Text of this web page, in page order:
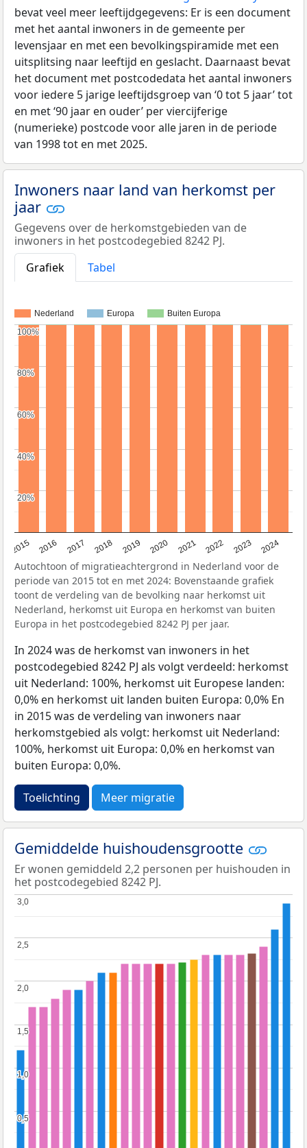
bevat veel meer leeftijdgegevens: Er is een document
met het aantal inwoners in de gemeente per
levensjaar en met een bevolkingspiramide met een
uitsplitsing naar leeftijd en geslacht. Daarnaast bevat
het document met postcodedata het aantal inwoners
voor iedere 5 jarige leeftijdsgroep van ‘0 tot 5 jaar’ tot
en met ‘90 jaar en ouder’ per viercijferige
(numerieke) postcode voor alle jaren in de periode
van 1998 tot en met 2025.
Inwoners naar land van herkomst per
jaar
Gegevens over de herkomstgebieden van de
inwoners in het postcodegebied 8242 PJ.
Grafiek
Tabel
Nederland Europa Buiten Europa
2015 2016 2017 2018 2019 2020 2021 2022 2023 2024
20%
20%
40%
40%
60%
60%
80%
80%
100%
100%
Autochtoon of migratieachtergrond in Nederland voor de
periode van 2015 tot en met 2024: Bovenstaande grafiek
toont de verdeling van de bevolking naar herkomst uit
Nederland, herkomst uit Europa en herkomst van buiten
Europa in het postcodegebied 8242 PJ per jaar.
In 2024 was de herkomst van inwoners in het
postcodegebied 8242 PJ als volgt verdeeld: herkomst
uit Nederland: 100%, herkomst uit Europese landen:
0,0% en herkomst uit landen buiten Europa: 0,0% En
in 2015 was de verdeling van inwoners naar
herkomstgebied als volgt: herkomst uit Nederland:
100%, herkomst uit Europa: 0,0% en herkomst van
buiten Europa: 0,0%.
Toelichting Meer migratie
Gemiddelde huishoudensgrootte
Er wonen gemiddeld 2,2 personen per huishouden in
het postcodegebied 8242 PJ.
0,5
0,5
1,0
1,0
1,5
1,5
2,0
2,0
2,5
2,5
3,0
3,0